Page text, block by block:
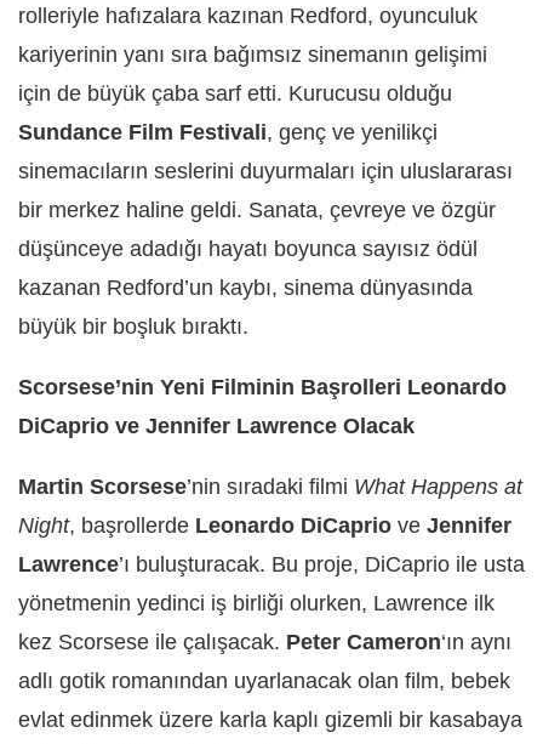
rolleriyle hafızalara kazınan Redford, oyunculuk
kariyerinin yanı sıra bağımsız sinemanın gelişimi
için de büyük çaba sarf etti. Kurucusu olduğu
Sundance Film Festivali, genç ve yenilikçi
sinemacıların seslerini duyurmaları için uluslararası
bir merkez haline geldi. Sanata, çevreye ve özgür
düşünceye adadığı hayatı boyunca sayısız ödül
kazanan Redford’un kaybı, sinema dünyasında
büyük bir boşluk bıraktı.
Scorsese’nin Yeni Filminin Başrolleri Leonardo
DiCaprio ve Jennifer Lawrence Olacak
Martin Scorsese’nin sıradaki filmi What Happens at
Night, başrollerde Leonardo DiCaprio ve Jennifer
Lawrence’ı buluşturacak. Bu proje, DiCaprio ile usta
yönetmenin yedinci iş birliği olurken, Lawrence ilk
kez Scorsese ile çalışacak. Peter Cameron‘ın aynı
adlı gotik romanından uyarlanacak olan film, bebek
evlat edinmek üzere karla kaplı gizemli bir kasabaya